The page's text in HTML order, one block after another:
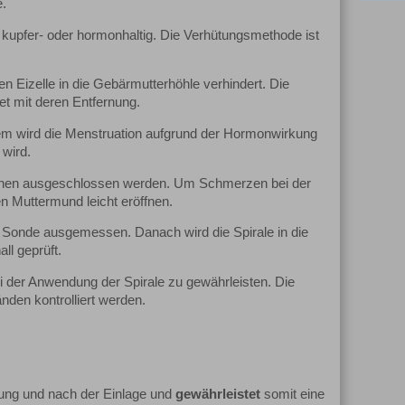
oder hormonhaltig. Die Verhütungsmethode ist
Eizelle in die Gebärmutterhöhle verhindert. Die
mit deren Entfernung.
wird die Menstruation aufgrund der Hormonwirkung
ausgeschlossen werden. Um Schmerzen bei der
Muttermund leicht eröffnen.
ausgemessen. Danach wird die Spirale in die
geprüft.
Anwendung der Spirale zu gewährleisten. Die
kontrolliert werden.
und nach der Einlage und gewährleistet somit eine